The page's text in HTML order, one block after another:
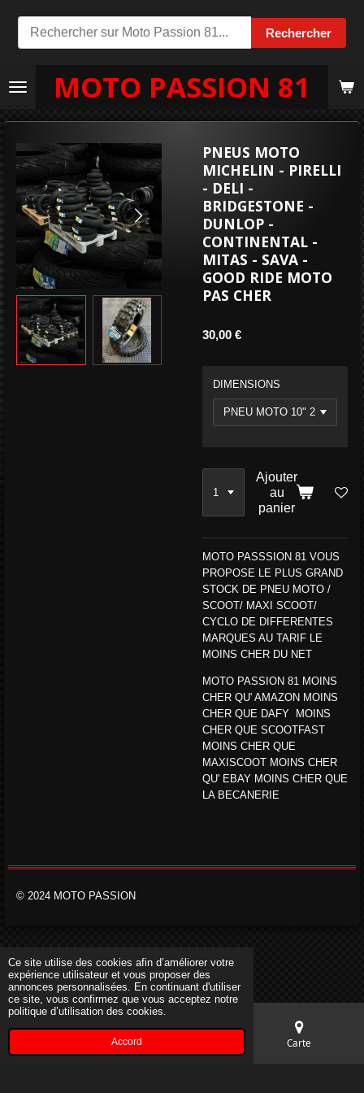
Ce site utilise des cookies afin d’améliorer votre
expérience utilisateur et vous proposer des
annonces personnalisées. En continuant d'utiliser
ce site, vous confirmez que vous acceptez notre
politique d’utilisation des cookies.
Accord
Rechercher
Passer
au
principal
MOTO PASSION 81
PNEUS MOTO
MICHELIN - PIRELLI
- DELI -
BRIDGESTONE -
DUNLOP -
CONTINENTAL -
MITAS - SAVA -
GOOD RIDE MOTO
PAS CHER
30,00 €
DIMENSIONS
Ajouter
au
panier
MOTO PASSSION 81 VOUS
PROPOSE LE PLUS GRAND
STOCK DE PNEU MOTO /
SCOOT/ MAXI SCOOT/
CYCLO DE DIFFERENTES
MARQUES AU TARIF LE
MOINS CHER DU NET
MOTO PASSION 81 MOINS
CHER QU' AMAZON MOINS
CHER QUE DAFY MOINS
CHER QUE SCOOTFAST
MOINS CHER QUE
MAXISCOOT MOINS CHER
QU' EBAY MOINS CHER QUE
LA BECANERIE
© 2024 MOTO PASSION
Carte